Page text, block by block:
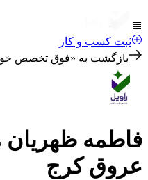
ثبت کسب و کار
بازگشت به «فوق تخصص
فاطمه
عروق کرج